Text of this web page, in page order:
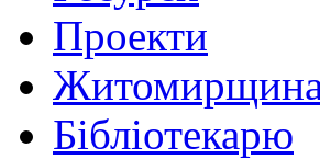
Проекти
Бібліотекарю